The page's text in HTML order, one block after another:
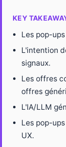
KEY
Les pop-
L'intention
signaux.
Les offres
offres
L'IA/LLM
Les pop-
UX.